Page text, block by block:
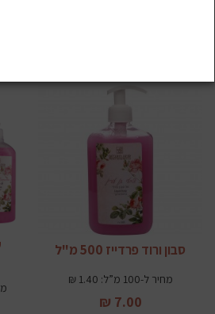
סבון ורוד פרדייז 500 מ"ל
מחיר ל-100 מ”ל: 1.40 ₪
7.00 ₪